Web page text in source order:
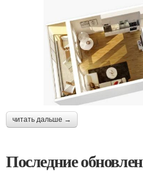
читать дальше →
Последние